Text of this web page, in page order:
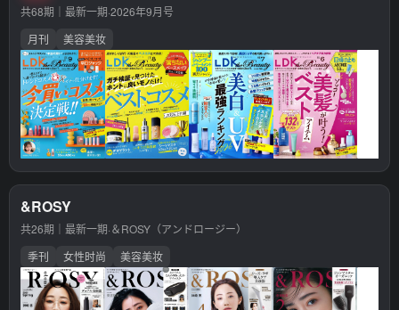
共68期｜最新一期·2026年9月号
月刊
美容美妆
&ROSY
共26期｜最新一期·＆ROSY（アンドロージー）
季刊
女性时尚 美容美妆